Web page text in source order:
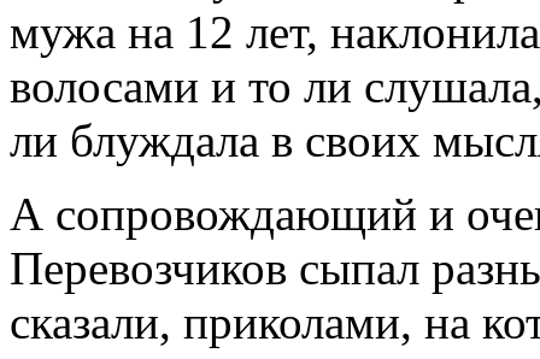
мужа на 12 лет,
волосами и то ли
ли блуждала в своих
А сопровождающий и
Перевозчиков сыпал
сказали, приколами, на